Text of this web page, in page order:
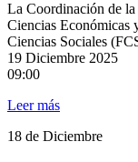
La Coordinación de
Ciencias Económicas
Ciencias Sociales
19 Diciembre 2025
09:00
Leer más
18 de Diciembre